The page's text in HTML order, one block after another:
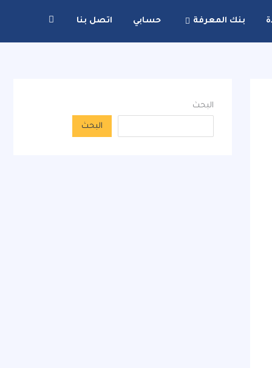
بنك المعرفة حسابي اتصل بنا
البحث
البحث